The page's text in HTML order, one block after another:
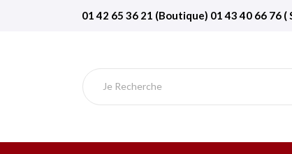
01 42 65 36 21 (Boutique) 01 43 40 66 76 (